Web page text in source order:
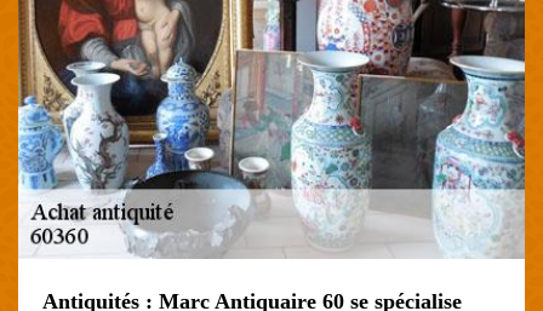
Antiquités : Marc Antiquaire 60 se spécialise